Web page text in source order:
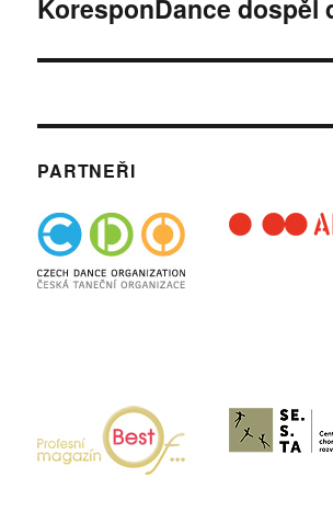
Následující
KoresponDance dospěl
PARTNEŘI